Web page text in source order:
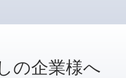
の企業様へ